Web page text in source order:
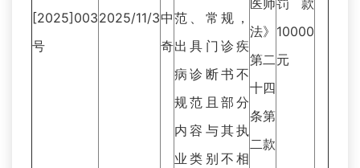
[2025]003
号
2025/11/3中
奇
范、常规，
出具门诊疾
病诊断书不
规范且部分
内容与其执
业类别不相
医师
法》
第二
十四
条第
二款
罚款
10000
元